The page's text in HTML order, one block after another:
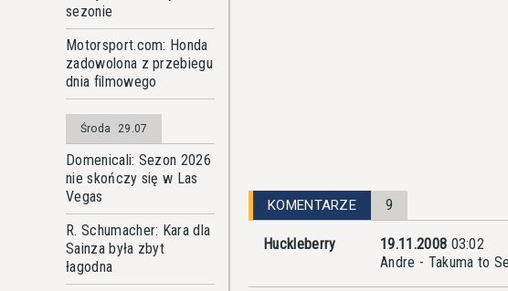
sezonie
Motorsport.com: Honda
zadowolona z przebiegu
dnia filmowego
Środa 29.07
Domenicali: Sezon 2026
nie skończy się w Las
Vegas
R. Schumacher: Kara dla
Sainza była zbyt
łagodna
KOMENTARZE 9
Huckleberry 19.11.2008 03:02
Andre - Takuma to